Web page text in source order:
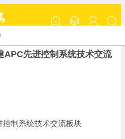
APC先进控制系统技术交流
控制系统技术交流板块